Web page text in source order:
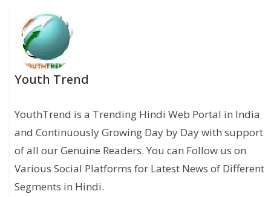
Youth Trend
YouthTrend is a Trending Hindi Web Portal in India
and Continuously Growing Day by Day with support
of all our Genuine Readers. You can Follow us on
Various Social Platforms for Latest News of Different
Segments in Hindi.